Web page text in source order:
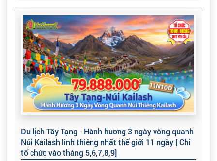
Du lịch Tây Tạng - Hành hương 3 ngày vòng quanh
Núi Kailash linh thiêng nhất thế giới 11 ngày [ Chỉ
tổ chức vào tháng 5,6,7,8,9]